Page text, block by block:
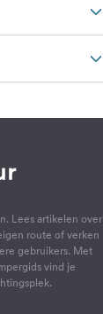
Lees artikelen over
route of verken
gebruikers. Met
vind je